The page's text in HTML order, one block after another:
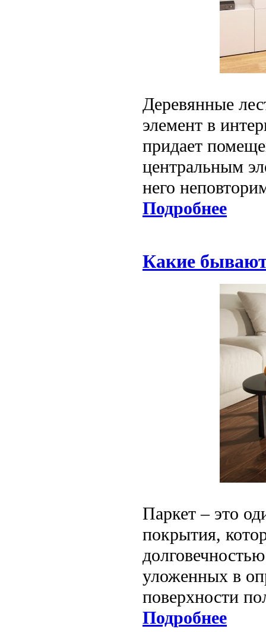
Деревянные
элемент в
придает
центральным
него
Подробнее
Какие
Паркет – это
покрытия,
уложенных в
поверхности
Подробнее